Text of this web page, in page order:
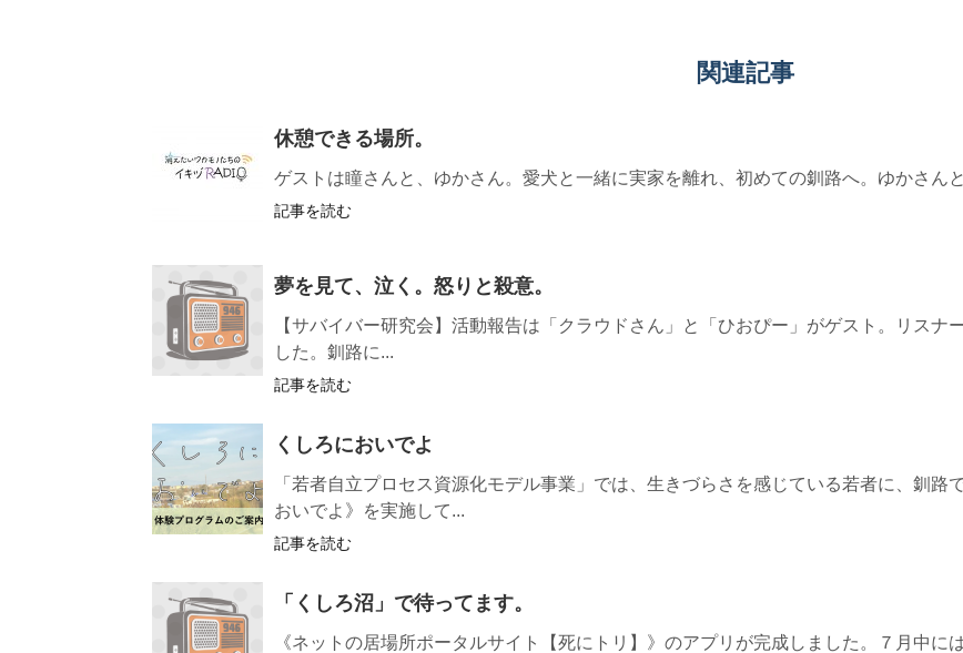
関連記事
休憩できる場所。
ゲストは瞳さんと、ゆかさん。愛犬と一緒に実家を離れ、初めての釧路へ。ゆかさん
記事を読む
夢を見て、泣く。怒りと殺意。
【サバイバー研究会】活動報告は「クラウドさん」と「ひおぴー」がゲスト。リスナ
した。釧路に...
記事を読む
くしろにおいでよ
「若者自立プロセス資源化モデル事業」では、生きづらさを感じている若者に、釧
おいでよ》を実施して...
記事を読む
「くしろ沼」で待ってます。
《ネットの居場所ポータルサイト【死にトリ】》のアプリが完成しました。７月中に